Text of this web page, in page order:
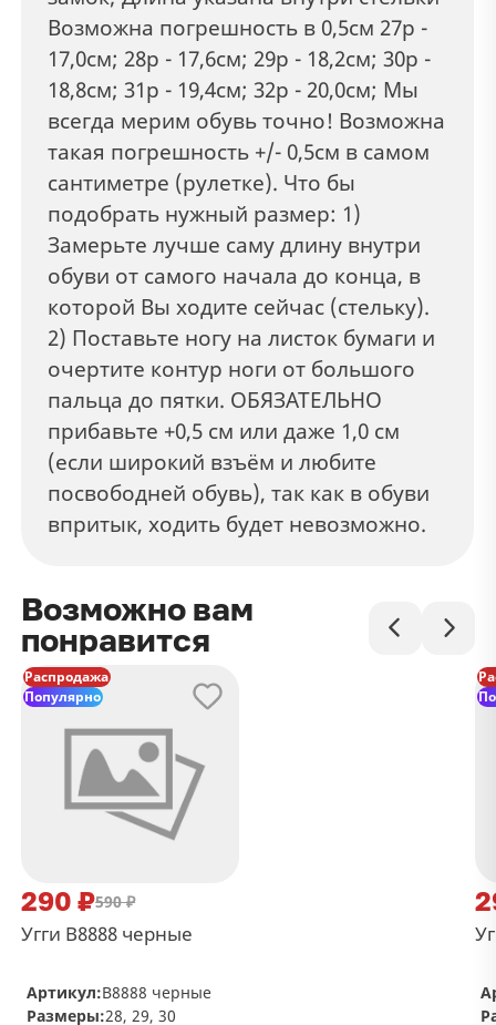
Возможна погрешность в 0,5см 27р -
17,0см; 28р - 17,6см; 29р - 18,2см; 30р -
18,8см; 31р - 19,4см; 32р - 20,0см; Мы
всегда мерим обувь точно! Возможна
такая погрешность +/- 0,5см в самом
сантиметре (рулетке). Что бы
подобрать нужный размер: 1)
Замерьте лучше саму длину внутри
обуви от самого начала до конца, в
которой Вы ходите сейчас (стельку).
2) Поставьте ногу на листок бумаги и
очертите контур ноги от большого
пальца до пятки. ОБЯЗАТЕЛЬНО
прибавьте +0,5 см или даже 1,0 см
(если широкий взъём и любите
посвободней обувь), так как в обуви
впритык, ходить будет невозможно.
Возможно вам
понравится
Распродажа
Популярно
290 ₽590 ₽
Угги В8888 черные
Артикул:В8888 черные
Размеры:28, 29, 30